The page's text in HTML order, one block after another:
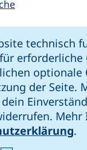
technisch
erforderliche
optionale
der Seite.
Mehr
.
(externer Link,
Seite
Instagram-Seite
unsere YouTube-